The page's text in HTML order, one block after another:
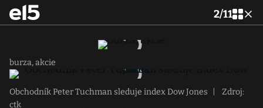
2/11
burza, akcie
Obchodník Peter Tuchman sleduje index Dow Jones
Zdroj:
ctk